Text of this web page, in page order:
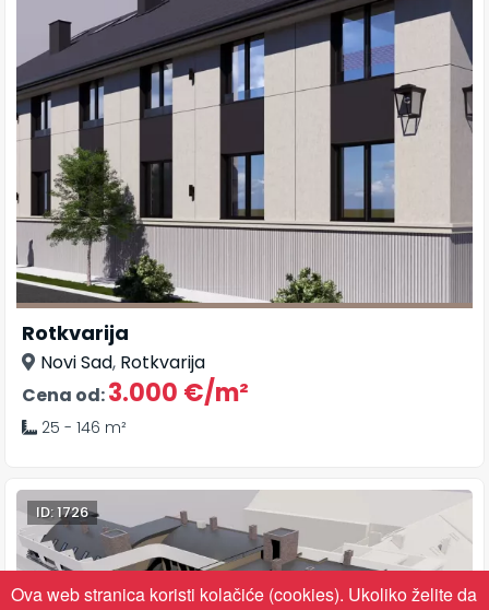
Rotkvarija
Novi Sad, Rotkvarija
Cena od:3.000 €/m²
25 - 146 m²
ID: 1726
Ova web stranica koristi kolačiće (cookies). Ukoliko želite da